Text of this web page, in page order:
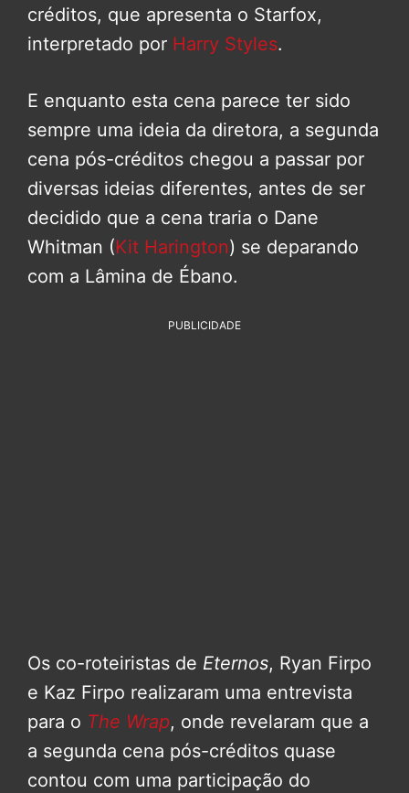
créditos, que apresenta o Starfox,
interpretado por Harry Styles.
E enquanto esta cena parece ter sido
sempre uma ideia da diretora, a segunda
cena pós-créditos chegou a passar por
diversas ideias diferentes, antes de ser
decidido que a cena traria o Dane
Whitman (Kit Harington) se deparando
com a Lâmina de Ébano.
PUBLICIDADE
Os co-roteiristas de Eternos, Ryan Firpo
e Kaz Firpo realizaram uma entrevista
para o The Wrap, onde revelaram que a
a segunda cena pós-créditos quase
contou com uma participação do